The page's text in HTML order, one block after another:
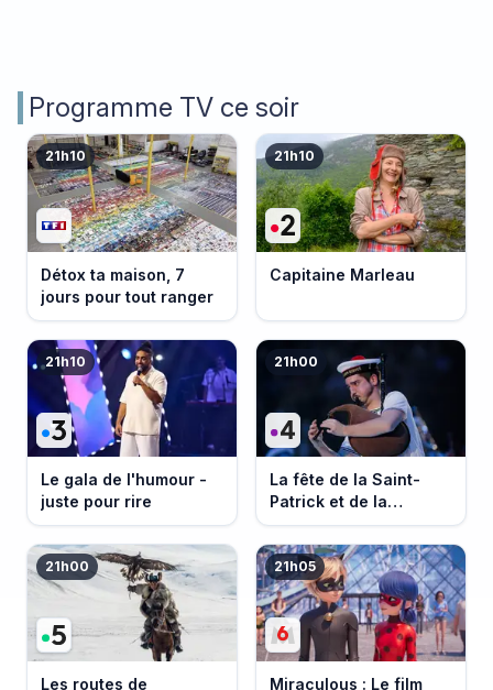
Programme TV ce soir
21h10
Détox ta maison, 7
jours pour tout ranger
21h10
Capitaine Marleau
21h10
Le gala de l'humour -
juste pour rire
21h00
La fête de la Saint-
Patrick et de la
Bretagne
21h00
Les routes de
21h05
Miraculous : Le film